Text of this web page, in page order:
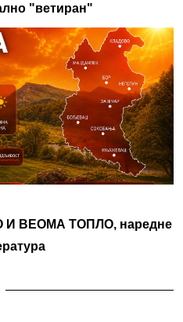
"ветиран"
ВЕОМА ТОПЛО, наредне